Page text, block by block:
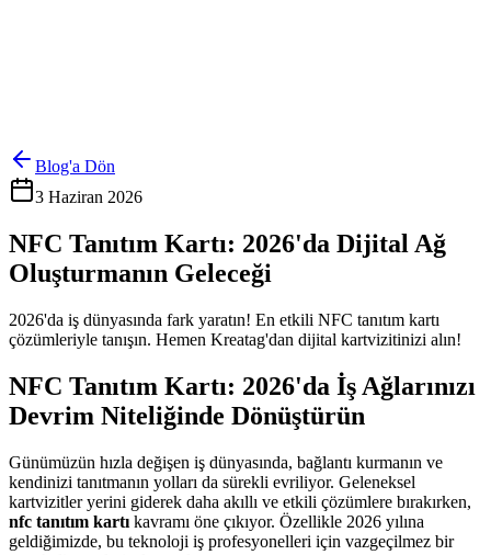
Blog'a Dön
3 Haziran 2026
NFC Tanıtım Kartı: 2026'da Dijital Ağ
Oluşturmanın Geleceği
2026'da iş dünyasında fark yaratın! En etkili NFC tanıtım kartı
çözümleriyle tanışın. Hemen Kreatag'dan dijital kartvizitinizi alın!
NFC Tanıtım Kartı: 2026'da İş Ağlarınızı
Devrim Niteliğinde Dönüştürün
Günümüzün hızla değişen iş dünyasında, bağlantı kurmanın ve
kendinizi tanıtmanın yolları da sürekli evriliyor. Geleneksel
kartvizitler yerini giderek daha akıllı ve etkili çözümlere bırakırken,
nfc tanıtım kartı kavramı öne çıkıyor. Özellikle 2026 yılına
geldiğimizde, bu teknoloji iş profesyonelleri için vazgeçilmez bir